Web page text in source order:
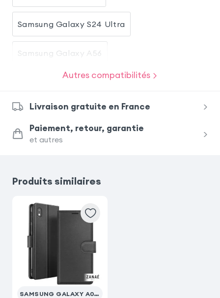
Samsung Galaxy S24 Ultra
Samsung Galaxy A56
Samsung Galaxy S25 FE
Samsung Galaxy A36
Samsung Galaxy A55
iPhone SE 2022
Autres compatibilités
Livraison gratuite en France
Paiement, retour, garantie
et autres
Produits similaires
SAMSUNG GALAXY A01 CORE